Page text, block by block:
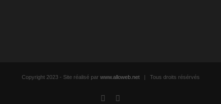
Copyright 2023 - Site réalisé par www.alloweb.net| Tous droits résérvés
Facebook